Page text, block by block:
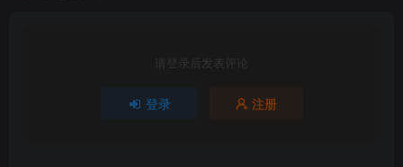
请登录后发表评论
登录 注册